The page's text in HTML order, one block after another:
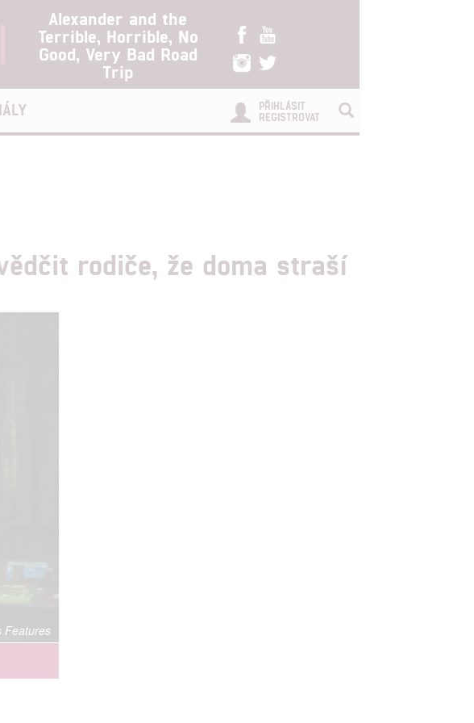
Alexander and the
Terrible, Horrible, No
Good, Very Bad Road
Trip
PŘIHLÁSIT
REGISTROVAT
rodiče, že doma straší
Features